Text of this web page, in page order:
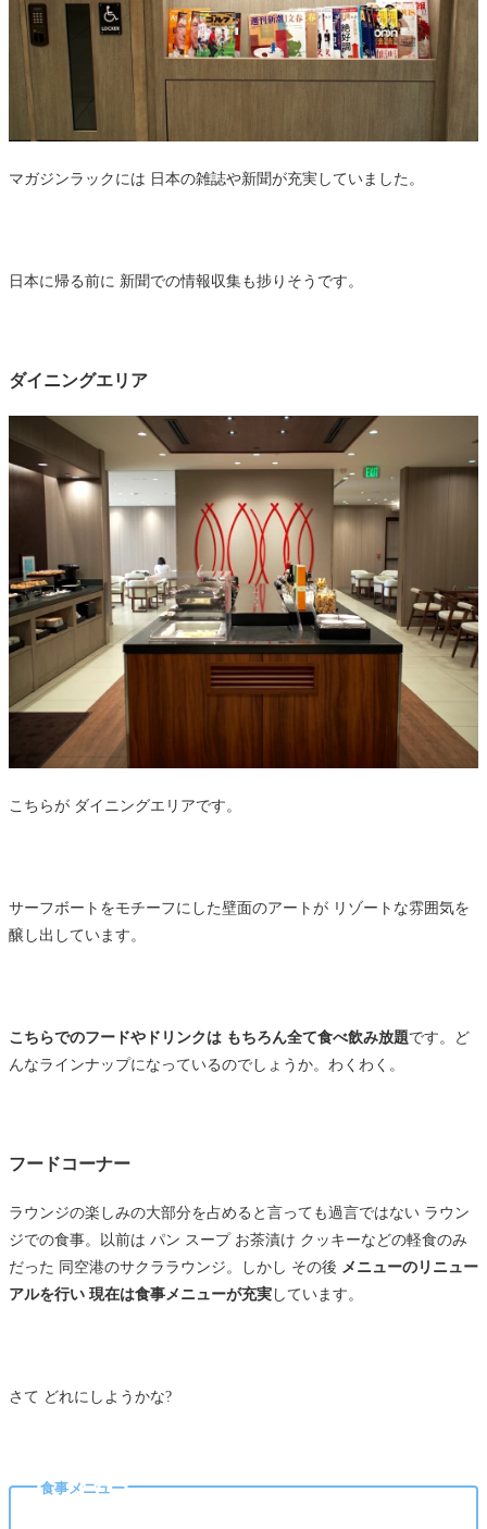
マガジンラックには 日本の雑誌や新聞が充実していました。
日本に帰る前に 新聞での情報収集も捗りそうです。
ダイニングエリア
こちらが ダイニングエリアです。
サーフボートをモチーフにした壁面のアートが リゾートな雰囲気を
醸し出しています。
こちらでのフードやドリンクは もちろん全て食べ飲み放題です。ど
んなラインナップになっているのでしょうか。わくわく。
フードコーナー
ラウンジの楽しみの大部分を占めると言っても過言ではない ラウン
ジでの食事。以前は パン スープ お茶漬け クッキーなどの軽食のみ
だった 同空港のサクララウンジ。しかし その後 メニューのリニュー
アルを行い 現在は食事メニューが充実しています。
さて どれにしようかな?
食事メニュー